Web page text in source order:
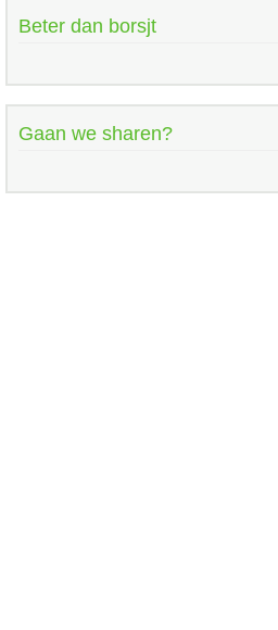
Beter dan borsjt
Gaan we sharen?